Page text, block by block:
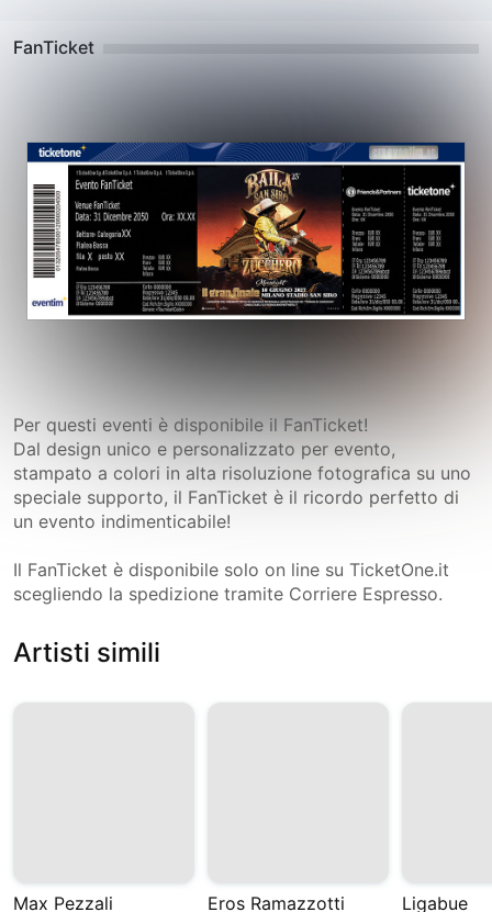
FanTicket
Per questi eventi è disponibile il FanTicket!
Dal design unico e personalizzato per evento,
stampato a colori in alta risoluzione fotografica su uno
speciale supporto, il FanTicket è il ricordo perfetto di
un evento indimenticabile!
Il FanTicket è disponibile solo on line su TicketOne.it
scegliendo la spedizione tramite Corriere Espresso.
Artisti simili
Max Pezzali Eros Ramazzotti Ligabue